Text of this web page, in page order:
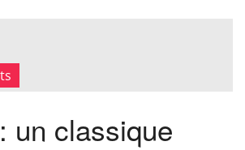
un classique